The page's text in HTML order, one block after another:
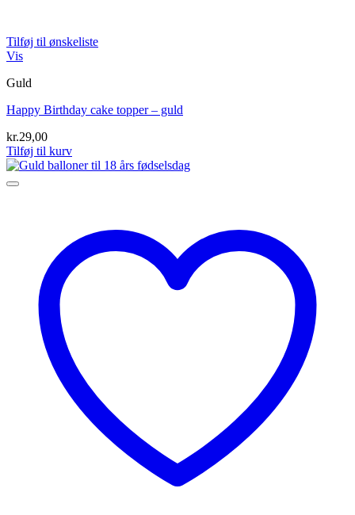
Tilføj til ønskeliste
Vis
Guld
Happy Birthday cake topper – guld
kr.29,00
Tilføj til kurv